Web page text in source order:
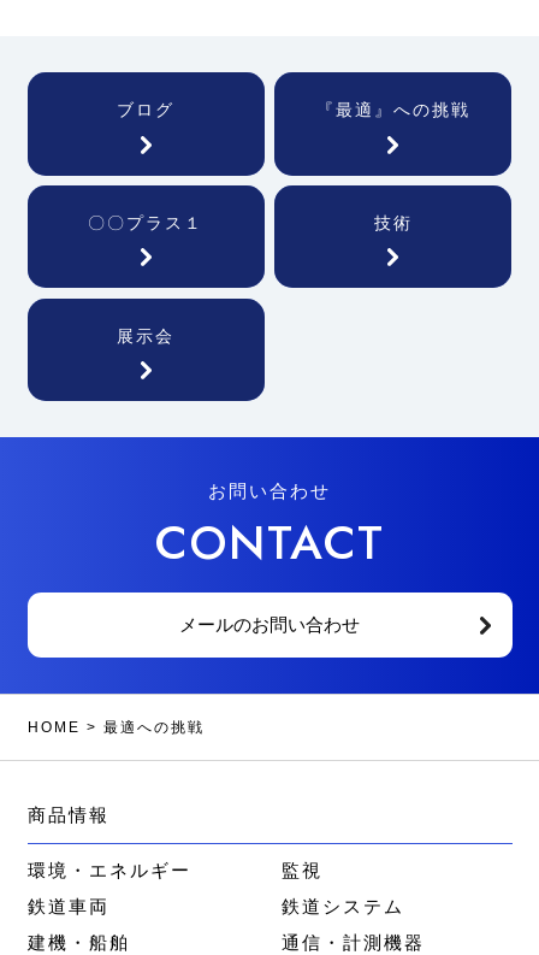
ブログ 『最適』への挑戦
〇〇プラス１ 技術
展示会
お問い合わせ
CONTACT
メールのお問い合わせ
HOME > 最適への挑戦
商品情報
環境・エネルギー
監視
鉄道車両
鉄道システム
建機・船舶
通信・計測機器